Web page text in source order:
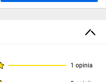
1 opinia